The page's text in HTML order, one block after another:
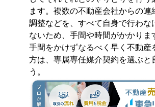
ます。複数の不動産会社からの連
調整などを、すべて自身で行わな
ないため、手間や時間がかかりま
手間をかけずなるべく早く不動産
方は、専属専任媒介契約を選ぶと
う。